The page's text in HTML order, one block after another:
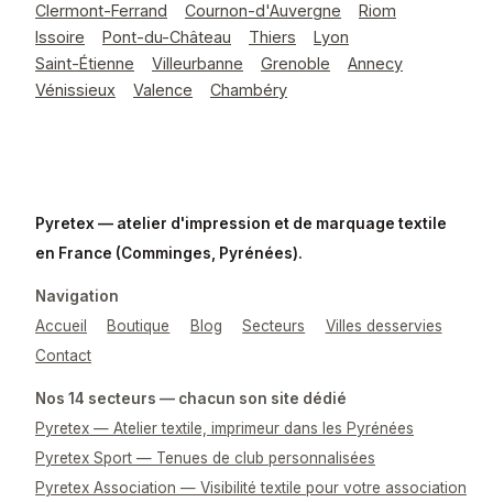
Clermont-Ferrand Cournon-d'Auvergne
Riom
Issoire
Pont-du-Château Thiers
Lyon
Saint-Étienne
Villeurbanne Grenoble
Annecy
Vénissieux
Valence Chambéry
Pyretex — atelier d'impression et de marquage textile
en France (Comminges, Pyrénées).
Navigation
Accueil
Boutique Blog Secteurs
Villes desservies
Contact
Nos 14 secteurs — chacun son site dédié
Pyretex — Atelier textile, imprimeur dans les Pyrénées
Pyretex Sport — Tenues de club personnalisées
Pyretex Association — Visibilité textile pour votre association